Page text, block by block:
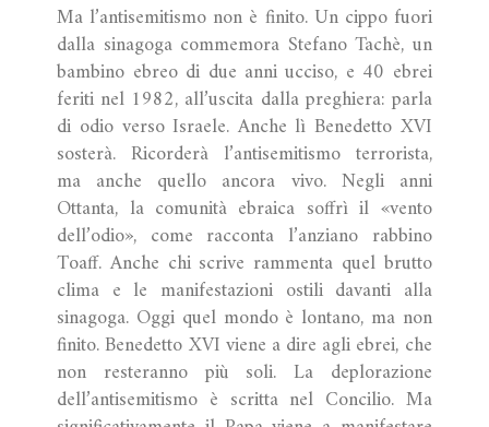
Ma l’antisemitismo non è finito. Un cippo fuori
dalla sinagoga commemora Stefano Tachè, un
bambino ebreo di due anni ucciso, e 40 ebrei
feriti nel 1982, all’uscita dalla preghiera: parla
di odio verso Israele. Anche lì Benedetto XVI
sosterà. Ricorderà l’antisemitismo terrorista,
ma anche quello ancora vivo. Negli anni
Ottanta, la comunità ebraica soffrì il «vento
dell’odio», come racconta l’anziano rabbino
Toaff. Anche chi scrive rammenta quel brutto
clima e le manifestazioni ostili davanti alla
sinagoga. Oggi quel mondo è lontano, ma non
finito. Benedetto XVI viene a dire agli ebrei, che
non resteranno più soli. La deplorazione
dell’antisemitismo è scritta nel Concilio. Ma